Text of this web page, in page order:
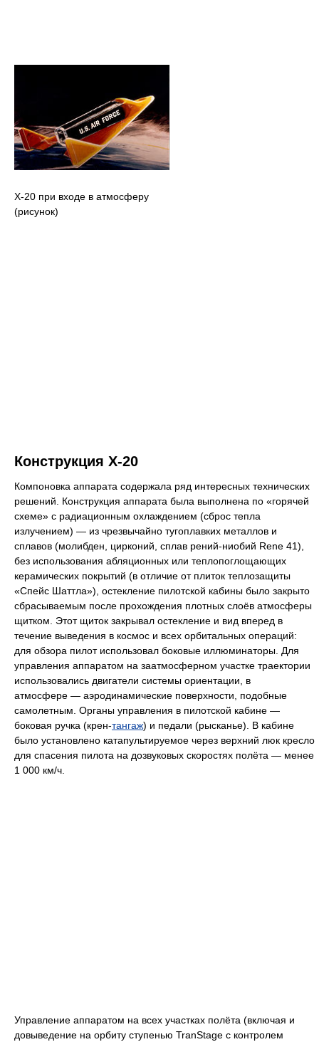
X-20 при входе в атмосферу
(рисунок)
Конструкция Х-20
Компоновка аппарата содержала ряд интересных технических
решений. Конструкция аппарата была выполнена по «горячей
схеме» с радиационным охлаждением (сброс тепла
излучением) — из чрезвычайно тугоплавких металлов и
сплавов (молибден, цирконий, сплав рений-ниобий Rene 41),
без использования абляционных или теплопоглощающих
керамических покрытий (в отличие от плиток теплозащиты
«Спейс Шаттла»), остекление пилотской кабины было закрыто
сбрасываемым после прохождения плотных слоёв атмосферы
щитком. Этот щиток закрывал остекление и вид вперед в
течение выведения в космос и всех орбитальных операций:
для обзора пилот использовал боковые иллюминаторы. Для
управления аппаратом на заатмосферном участке траектории
использовались двигатели системы ориентации, в
атмосфере — аэродинамические поверхности, подобные
самолетным. Органы управления в пилотской кабине —
боковая ручка (крен-тангаж) и педали (рысканье). В кабине
было установлено катапультируемое через верхний люк кресло
для спасения пилота на дозвуковых скоростях полёта — менее
1 000 км/ч.
Управление аппаратом на всех участках полёта (включая и
довыведение на орбиту ступенью TranStage с контролем